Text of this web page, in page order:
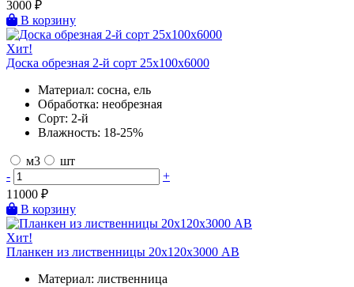
3000 ₽
В корзину
Хит!
Доска обрезная 2-й сорт 25х100х6000
Материал: сосна, ель
Обработка: необрезная
Сорт: 2-й
Влажность: 18-25%
м3
шт
-
+
11000 ₽
В корзину
Хит!
Планкен из лиственницы 20х120х3000 AB
Материал: лиственница